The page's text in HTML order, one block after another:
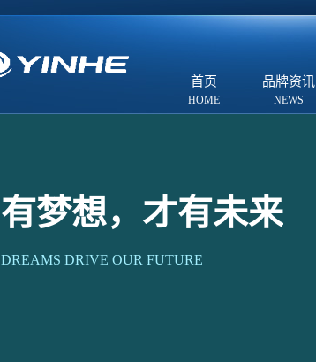
首页 品牌资讯
有梦想，才有未来
DREAMS DRIVE OUR FUTURE